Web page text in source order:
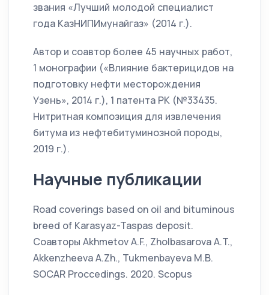
звания «Лучший молодой специалист
года КазНИПИмунайгаз» (2014 г.).
Автор и соавтор более 45 научных работ,
1 монографии («Влияние бактерицидов на
подготовку нефти месторождения
Узень», 2014 г.), 1 патента РК (№33435.
Нитритная композиция для извлечения
битума из нефтебитуминозной породы,
2019 г.).
Научные публикации
Road coverings based on oil and bituminous
breed of Karasyaz-Taspas deposit.
Соавторы Akhmetov A.F., Zholbasarova A.T.,
Akkenzheeva A.Zh., Tukmenbayeva M.B.
SOCAR Proccedings. 2020. Scopus